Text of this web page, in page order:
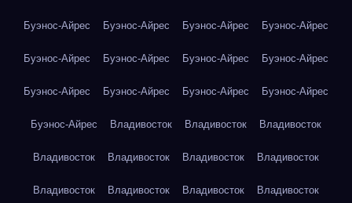
Буэнос-Айрес Буэнос-Айрес Буэнос-Айрес Буэнос-Айрес
Буэнос-Айрес Буэнос-Айрес Буэнос-Айрес Буэнос-Айрес
Буэнос-Айрес Буэнос-Айрес Буэнос-Айрес Буэнос-Айрес
Буэнос-Айрес Владивосток Владивосток Владивосток
Владивосток Владивосток Владивосток Владивосток
Владивосток Владивосток Владивосток Владивосток